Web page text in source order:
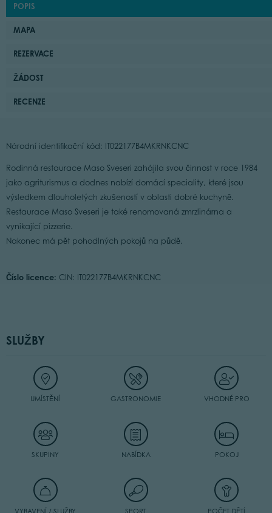
POPIS
MAPA
REZERVACE
ŽÁDOST
RECENZE
Národní identifikační kód: IT022177B4MKRNKCNC
Rodinná restaurace Maso Sveseri zahájila svou činnost v roce 1984
jako agriturismus a dodnes nabízí domácí speciality, které jsou
výsledkem dlouholetých zkušeností v oblasti dobré kuchyně.
Restaurace Maso Sveseri je také renomovaná zmrzlinárna a
vynikající pizzerie.
Nakonec má pět pohodlných pokojů na půdě.
Číslo licence: CIN: IT022177B4MKRNKCNC
SLUŽBY
UMÍSTĚNÍ GASTRONOMIE VHODNÉ PRO
SKUPINY NABÍDKA POKOJ
VYBAVENÍ / SLUŽBY SPORT POČET DĚTÍ